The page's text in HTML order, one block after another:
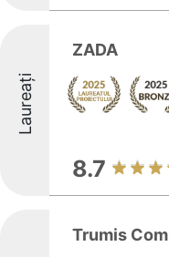
Laureați
ZADA
8.7
Trumis Com